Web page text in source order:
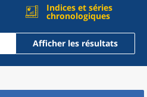
Indices et séries
chronologiques
Afficher les résultats